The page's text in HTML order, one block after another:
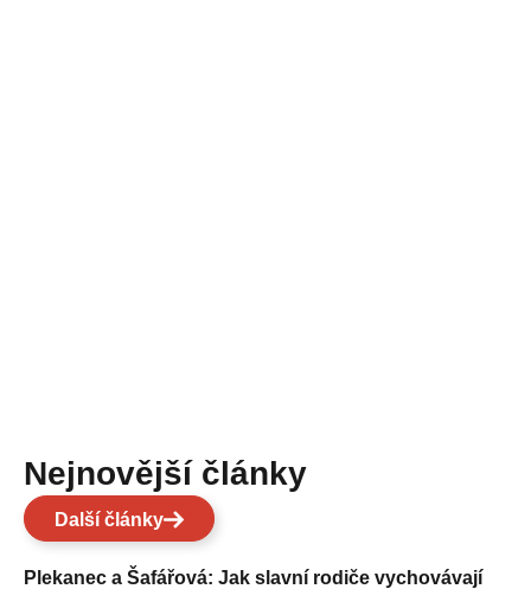
Nejnovější články
Další články
Plekanec a Šafářová: Jak slavní rodiče vychovávají